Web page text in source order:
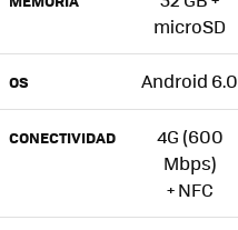
microSD
OS Android 6.0
CONECTIVIDAD
4G (600
Mbps)
+ NFC